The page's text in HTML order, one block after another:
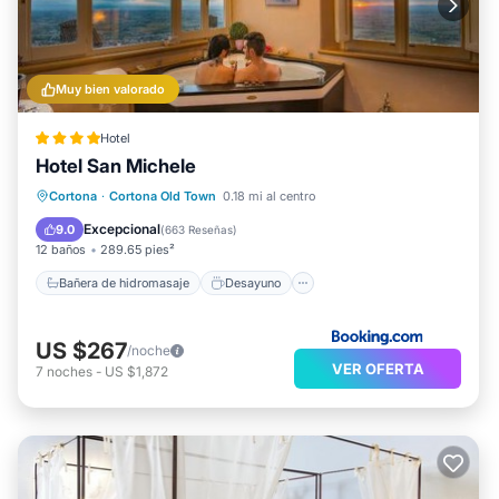
Muy bien valorado
Hotel
Hotel San Michele
Cortona · Cortona Old Town 0.18 mi al centro
9.0 Excepcional(663 Reseñas)
12 baños 289.65 pies²
Bañera de hidromasaje Desayuno
Bañera de hidromasaje
Desayuno
Aparcamiento
US $267/noche
7 noches - US $1,872 VER OFERTA